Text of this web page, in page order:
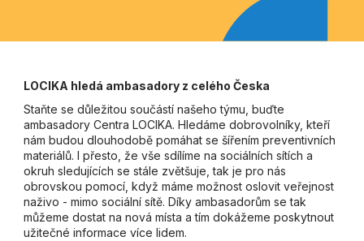
LOCIKA hledá ambasadory z celého Česka
Staňte se důležitou součástí našeho týmu, buďte
ambasadory Centra LOCIKA. Hledáme dobrovolníky, kteří
nám budou dlouhodobě pomáhat se šířením preventivních
materiálů. I přesto, že vše sdílíme na sociálních sítích a
okruh sledujících se stále zvětšuje, tak je pro nás
obrovskou pomocí, když máme možnost oslovit veřejnost
naživo - mimo sociální sítě. Díky ambasadorům se tak
můžeme dostat na nová místa a tím dokážeme poskytnout
užitečné informace více lidem.